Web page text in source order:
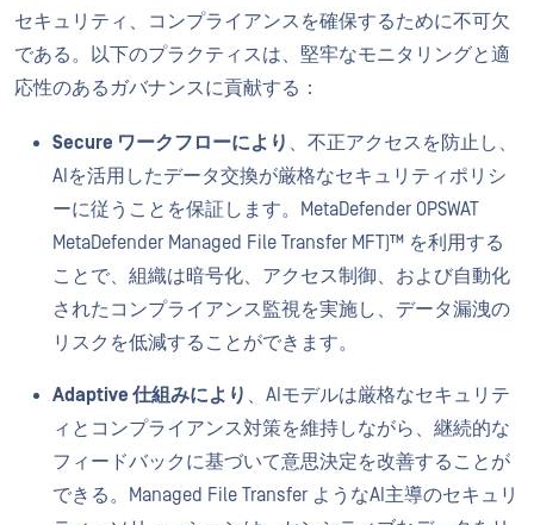
セキュリティ、コンプライアンスを確保するために不可欠
である。以下のプラクティスは、堅牢なモニタリングと適
応性のあるガバナンスに貢献する：
Secure ワークフローにより 、不正アクセスを防止し、
AIを活用したデータ交換が厳格なセキュリティポリシ
ーに従うことを保証します。MetaDefender OPSWAT
MetaDefender Managed File Transfer MFT)™ を利用する
ことで、組織は暗号化、アクセス制御、および自動化
されたコンプライアンス監視を実施し、データ漏洩の
リスクを低減することができます。
Adaptive 仕組みにより 、AIモデルは厳格なセキュリテ
ィとコンプライアンス対策を維持しながら、継続的な
フィードバックに基づいて意思決定を改善することが
できる。Managed File Transfer ようなAI主導のセキュリ